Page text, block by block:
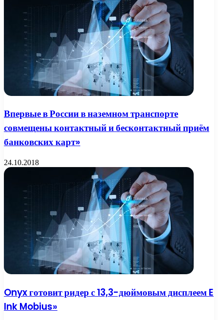
Впервые в России в наземном транспорте
совмещены контактный и бесконтактный приём
банковских карт»
24.10.2018
Onyx готовит ридер с 13,3-дюймовым дисплеем E
Ink Mobius»